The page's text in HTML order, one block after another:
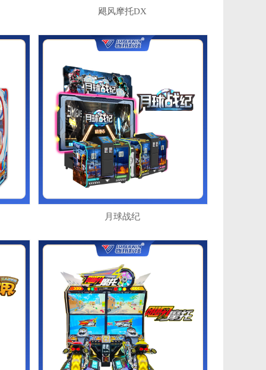
飓风摩托DX
月球战纪